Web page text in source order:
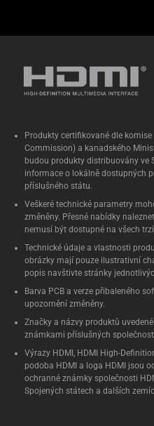
Produkty certifikované dle
Commission) a kanadského
budou produkty distribuovány ve
informace o lokálně dostupných
příslušného státu.
Veškeré technické parametry
změněny. Přesné nabídky
nemusí být dostupné na všech
Technické údaje a vlastnosti
obrázky mají pouze ilustrativní
popis navštivte stránky
Barva PCB a verze přibaleného
upozornění změněny.
Značky a názvy produktů
známkami příslušných
Výrazy HDMI, HDMI High-
podoba HDMI a loga HDMI jsou
ochranné známky společnosti
Spojených státech a dalších